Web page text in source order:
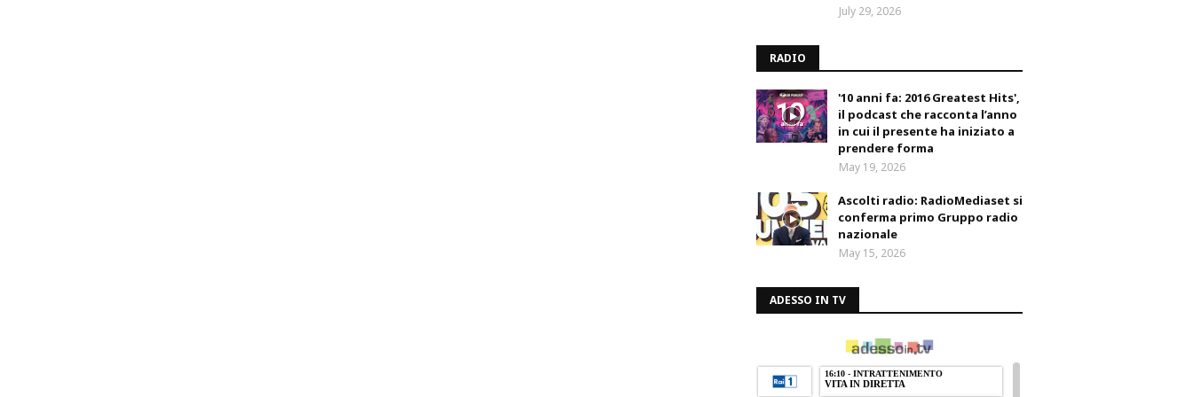
July 29, 2026
RADIO
'10 anni fa: 2016 Greatest Hits',
il podcast che racconta l’anno
in cui il presente ha iniziato a
prendere forma
May 19, 2026
Ascolti radio: RadioMediaset si
conferma primo Gruppo radio
nazionale
May 15, 2026
ADESSO IN TV